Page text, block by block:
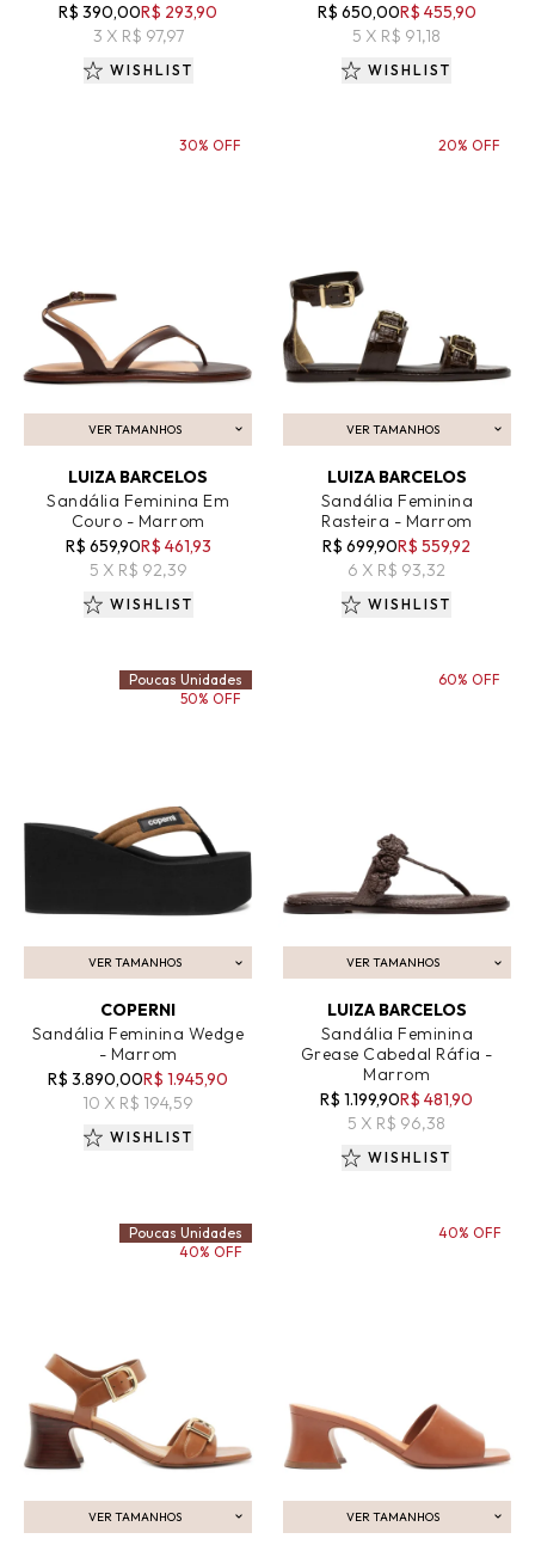
R$ 390,00R$ 293,90
3 X R$ 97,97
WISHLIST
R$ 650,00R$ 455,90
5 X R$ 91,18
WISHLIST
VER TAMANHOS
ADICIONAR AO CARRINHO
LUIZA BARCELOS
Sandália Feminina Em
Couro - Marrom
R$ 659,90R$ 461,93
5 X R$ 92,39
30% OFF
WISHLIST
VER TAMANHOS
ADICIONAR AO CARRINHO
LUIZA BARCELOS
Sandália Feminina
Rasteira - Marrom
R$ 699,90R$ 559,92
6 X R$ 93,32
20% OFF
WISHLIST
VER TAMANHOS
ADICIONAR AO CARRINHO
COPERNI
Sandália Feminina Wedge
- Marrom
R$ 3.890,00R$ 1.945,90
10 X R$ 194,59
Poucas Unidades
50% OFF
WISHLIST
VER TAMANHOS
ADICIONAR AO CARRINHO
LUIZA BARCELOS
Sandália Feminina
Grease Cabedal Ráfia -
Marrom
R$ 1.199,90R$ 481,90
5 X R$ 96,38
60% OFF
WISHLIST
VER TAMANHOS
ADICIONAR AO CARRINHO
Poucas Unidades
40% OFF
VER TAMANHOS
ADICIONAR AO CARRINHO
40% OFF